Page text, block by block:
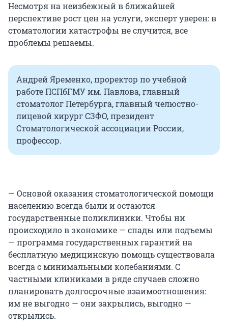
Несмотря на неизбежный в ближайшей
перспективе рост цен на услуги, эксперт уверен: в
стоматологии катастрофы не случится, все
проблемы решаемы.
Андрей Яременко, проректор по учебной
работе ПСПбГМУ им. Павлова, главный
стоматолог Петербурга, главный челюстно-
лицевой хирург СЗФО, президент
Стоматологической ассоциации России,
профессор.
— Основой оказания стоматологической помощи
населению всегда были и остаются
государственные поликлиники. Чтобы ни
происходило в экономике — спады или подъемы
— программа государственных гарантий на
бесплатную медицинскую помощь существовала
всегда с минимальными колебаниями. С
частными клиниками в ряде случаев сложно
планировать долгосрочные взаимоотношения:
им не выгодно — они закрылись, выгодно —
открылись.